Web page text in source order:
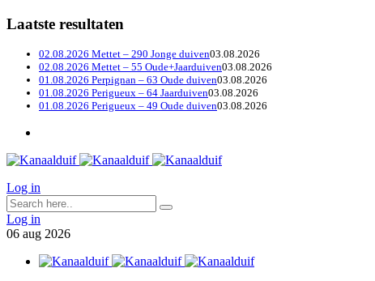
Laatste resultaten
02.08.2026 Mettet – 290 Jonge duiven03.08.2026
02.08.2026 Mettet – 55 Oude+Jaarduiven03.08.2026
01.08.2026 Perpignan – 63 Oude duiven03.08.2026
01.08.2026 Perigueux – 64 Jaarduiven03.08.2026
01.08.2026 Perigueux – 49 Oude duiven03.08.2026
Log in
Log in
06 aug 2026